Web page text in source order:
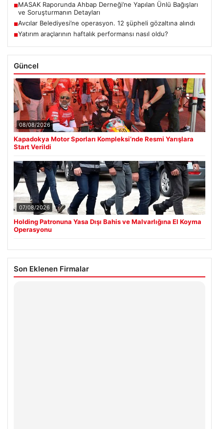
■MASAK Raporunda Ahbap Derneği’ne Yapılan Ünlü Bağışları
ve Soruşturmanın Detayları
■Avcılar Belediyesi’ne operasyon. 12 şüpheli gözaltına alındı
■Yatırım araçlarının haftalık performansı nasıl oldu?
Güncel
08/08/2026
Kapadokya Motor Sporları Kompleksi’nde Resmi Yarışlara
Start Verildi
07/08/2026
Holding Patronuna Yasa Dışı Bahis ve Malvarlığına El Koyma
Operasyonu
Son Eklenen Firmalar